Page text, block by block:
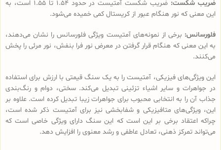
ضریب شکست:
ضریب شکست آمتیست در حدود 1.54 تا 1.55 است، به
این معنی که نور هنگام عبور از کریستال کمی خمیده می‌شود.
فلورسانس: برخی از نمونه‌های آمتیست ویژگی فلورسانس را نشان می‌دهند،
به این معنی که هنگام قرار گرفتن در معرض نور فرا بنفش، نور مرئی را پخش
می‌کنند.
این ویژگی‌های فیزیکی، آمتیست را به یک سنگ قیمتی با ارزش برای استفاده
در جواهرات و سایر اشیاء تزئینی تبدیل می‌کند. سختی، دوام و رنگ‌بندی
جذاب آن را به انتخابی محبوب برای جواهرات زیبا تبدیل کرده است. علاوه بر
این، ویژگی‌های متافیزیکی و شفابخشی نیز برای آمتیست ذکر شده است،
چراکه اعتقاد برخی بر این است که این سنگ دارای ویژگی خاصی است که
می‌تواند تمرکز ذهنی، تعادل عاطفی و رشد معنوی را افزایش دهد.